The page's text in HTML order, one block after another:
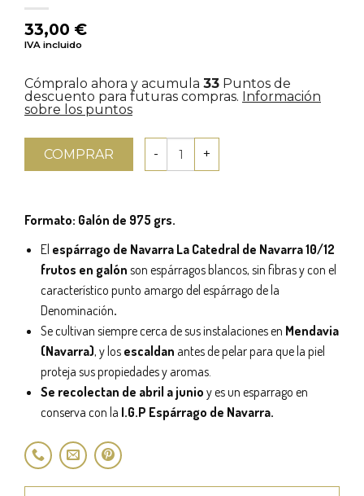
33,00 €
IVA incluido
Cómpralo ahora y acumula 33 Puntos de
descuento para futuras compras. Información
sobre los puntos
COMPRAR
Formato: Galón de 975 grs.
El espárrago de Navarra La Catedral de Navarra 10/12
frutos en galón son espárragos blancos, sin fibras y con el
característico punto amargo del espárrago de la
Denominación.
Se cultivan siempre cerca de sus instalaciones en Mendavia
(Navarra), y los escaldan antes de pelar para que la piel
proteja sus propiedades y aromas.
Se recolectan de abril a junio y es un esparrago en
conserva con la I.G.P Espárrago de Navarra.